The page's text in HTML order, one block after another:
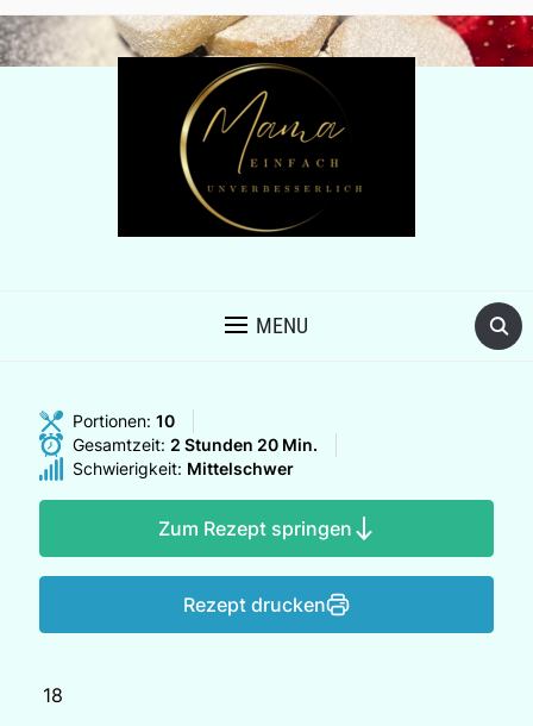
MENU
Portionen: 10
Gesamtzeit: 2 Stunden 20 Min.
Schwierigkeit: Mittelschwer
Zum Rezept springen
Rezept drucken
18